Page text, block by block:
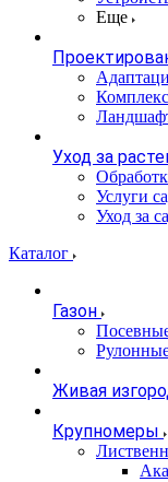
Еще
Уход за
Услуги
Уход за
Каталог
Газон
Живая
Крупномеры